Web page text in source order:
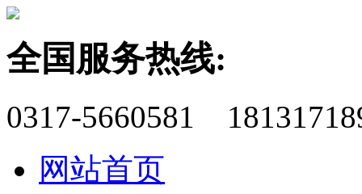
全国服务热线:
0317-5660581
网站首页